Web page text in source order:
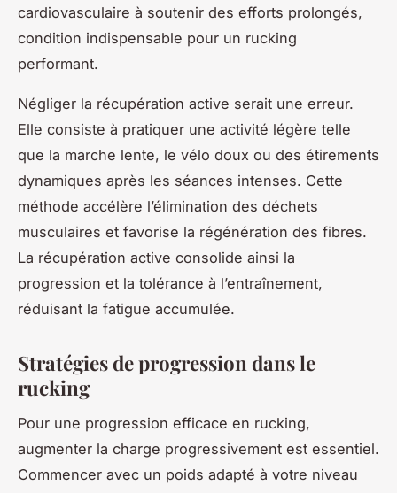
cardiovasculaire à soutenir des efforts prolongés,
condition indispensable pour un rucking
performant.
Négliger la récupération active serait une erreur.
Elle consiste à pratiquer une activité légère telle
que la marche lente, le vélo doux ou des étirements
dynamiques après les séances intenses. Cette
méthode accélère l’élimination des déchets
musculaires et favorise la régénération des fibres.
La récupération active consolide ainsi la
progression et la tolérance à l’entraînement,
réduisant la fatigue accumulée.
Stratégies de progression dans le
rucking
Pour une progression efficace en rucking,
augmenter la charge progressivement est essentiel.
Commencer avec un poids adapté à votre niveau